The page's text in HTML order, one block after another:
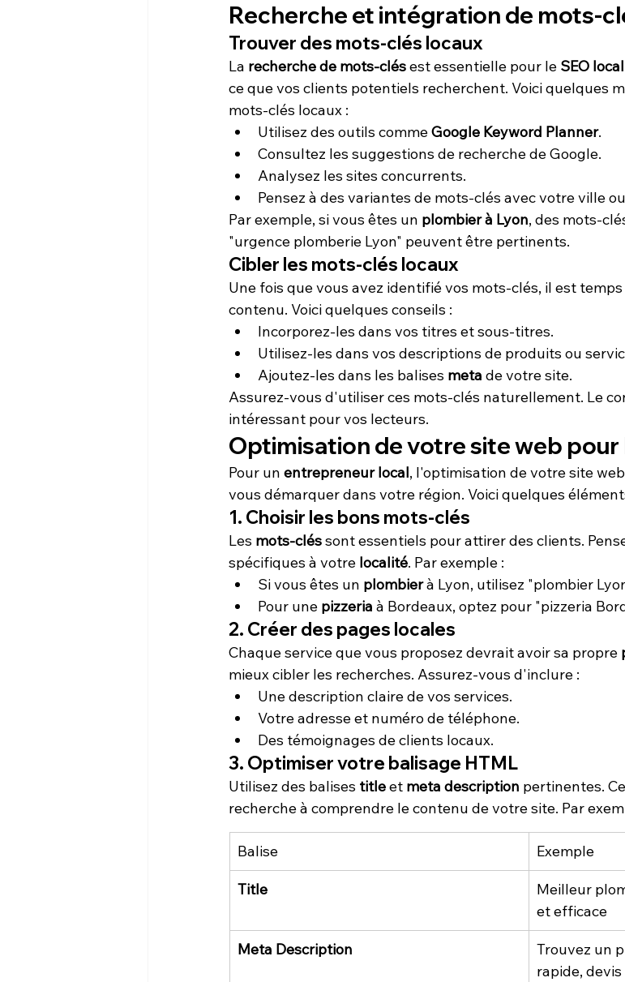
Recherche et intégration de mots-
Trouver des mots-clés locaux
La recherche de mots-clés est essentielle pour le SEO local
ce que vos clients potentiels recherchent. Voici quelques
mots-clés locaux :
Utilisez des outils comme Google Keyword Planner.
Consultez les suggestions de recherche de Google.
Analysez les sites concurrents.
Pensez à des variantes de mots-clés avec votre ville
Par exemple, si vous êtes un plombier à Lyon, des mots-
"urgence plomberie Lyon" peuvent être pertinents.
Cibler les mots-clés locaux
Une fois que vous avez identifié vos mots-clés, il est
contenu. Voici quelques conseils :
Incorporez-les dans vos titres et sous-titres.
Utilisez-les dans vos descriptions de produits ou
Ajoutez-les dans les balises meta de votre site.
Assurez-vous d'utiliser ces mots-clés naturellement. Le
intéressant pour vos lecteurs.
Optimisation de votre site web pour
Pour un entrepreneur local, l'optimisation de votre site
vous démarquer dans votre région. Voici quelques
1. Choisir les bons mots-clés
Les mots-clés sont essentiels pour attirer des clients.
spécifiques à votre localité. Par exemple :
Si vous êtes un plombier à Lyon, utilisez "plombier
Pour une pizzeria à Bordeaux, optez pour "pizzeria
2. Créer des pages locales
Chaque service que vous proposez devrait avoir sa propre
mieux cibler les recherches. Assurez-vous d'inclure :
Une description claire de vos services.
Votre adresse et numéro de téléphone.
Des témoignages de clients locaux.
3. Optimiser votre balisage HTML
Utilisez des balises title et meta description pertinentes.
recherche à comprendre le contenu de votre site. Par
Balise Exemple
Title
Meilleur
et efficace
Meta Description
Trouvez un
rapide,